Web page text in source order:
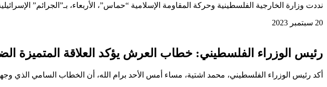
نددت وزارة الخارجية الفلسطينية وحركة المقاومة الإسلامية “حماس”، الأربعاء، بـ”الجرائم”
20 سبتمبر 2023
رئيس الوزراء الفلسطيني: خطاب العرش يؤكد العلاقة المتميزة
أكد رئيس الوزراء الفلسطيني، محمد اشتية، مساء أمس الأحد برام الله، أن الخطاب السامي الذي